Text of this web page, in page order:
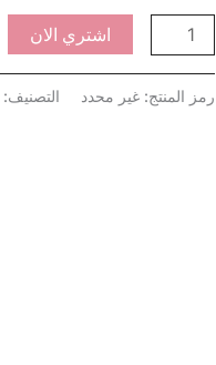
اشتري الان
رمز المنتج: غير محدد التصنيف: